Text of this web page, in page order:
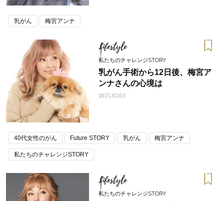
乳がん 梅宮アンナ
Lifestyle
私たちのチャレンジSTORY
乳がん手術から12日後、梅宮ア
ンナさんの心境は
2025.02.03
40代女性のがん Future STORY 乳がん 梅宮アンナ
私たちのチャレンジSTORY
Lifestyle
私たちのチャレンジSTORY